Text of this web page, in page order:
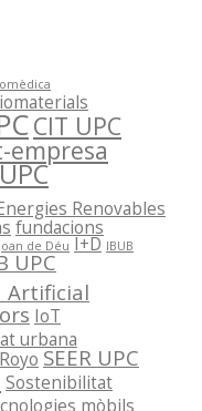
CIT UPC
empresa
Renovables
fundacions
de Déu I+D IBUB
UPC
Artificial
IoT
urbana
SEER UPC
Sostenibilitat
mòbils